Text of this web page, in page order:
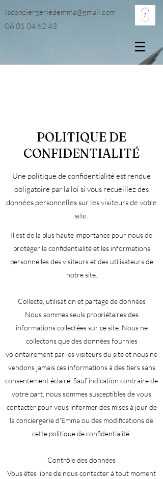
laconciergeriedemma@gmail.com
06 01 04 62 43
POLITIQUE DE
CONFIDENTIALITÉ
Une politique de confidentialité est rendue
obligatoire par la loi si vous recueillez des
données personnelles sur les visiteurs de votre
site.
Il est de la plus haute importance pour nous de
protéger la confidentialité et les informations
personnelles des visiteurs et des utilisateurs de
notre site.
Collecte, utilisation et partage de données
Nous sommes seuls propriétaires des
informations collectées sur ce site. Nous ne
collectons que des données fournies
volontairement par les visiteurs du site et nous ne
vendons jamais ces informations à des tiers sans
consentement éclairé. Sauf indication contraire de
votre part, nous sommes susceptibles de vous
contacter pour vous informer des mises à jour de
la conciergerie d'Emma ou des modifications de
cette politique de confidentialité.
Contrôle des données
Vous êtes libre de nous contacter à tout moment